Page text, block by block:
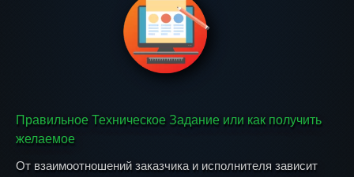
Правильное Техническое Задание или как получить
желаемое
От взаимоотношений заказчика и исполнителя зависит